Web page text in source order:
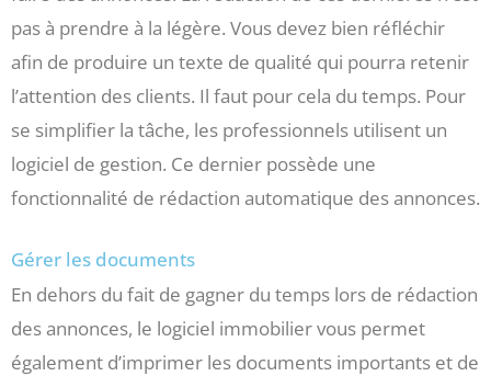
pas à prendre à la légère. Vous devez bien réfléchir
afin de produire un texte de qualité qui pourra retenir
l’attention des clients. Il faut pour cela du temps. Pour
se simplifier la tâche, les professionnels utilisent un
logiciel de gestion. Ce dernier possède une
fonctionnalité de rédaction automatique des annonces.
Gérer les documents
En dehors du fait de gagner du temps lors de rédaction
des annonces, le logiciel immobilier vous permet
également d’imprimer les documents importants et de